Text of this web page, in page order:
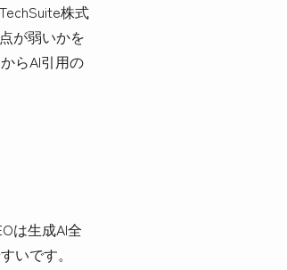
株式
が弱いかを
らAI引用の
は生成AI全
いです。